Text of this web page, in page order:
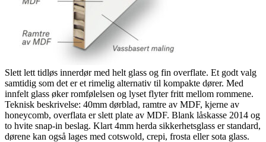
Slett lett tidløs innerdør med helt glass og fin overflate. Et godt valg
samtidig som det er et rimelig alternativ til kompakte dører. Med
innfelt glass øker romfølelsen og lyset flyter fritt mellom rommene.
Teknisk beskrivelse: 40mm dørblad, ramtre av MDF, kjerne av
honeycomb, overflata er slett plate av MDF. Blank låskasse 2014 og
to hvite snap-in beslag. Klart 4mm herda sikkerhetsglass er standard,
dørene kan også lages med cotswold, crepi, frosta eller sota glass.